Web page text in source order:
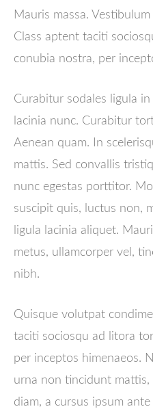
Mauris massa.
Class aptent taciti
conubia nostra, per
Curabitur sodales ligula
lacinia nunc. Curabitur
Aenean quam. In
mattis. Sed convallis
nunc egestas porttitor.
suscipit quis, luctus non,
ligula lacinia aliquet.
metus, ullamcorper vel,
nibh.
Quisque volutpat
taciti sociosqu ad litora
per inceptos himenaeos.
urna non tincidunt
diam, a cursus ipsum